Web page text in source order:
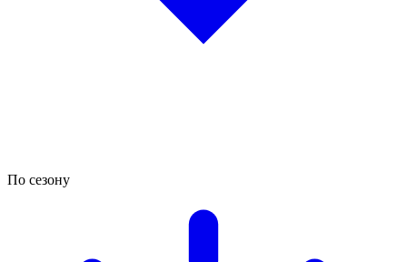
По сезону